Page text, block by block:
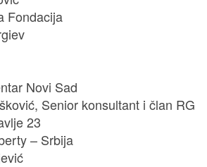
Fondacija
Novi Sad
Senior konsultant i član RG
23
– Srbija